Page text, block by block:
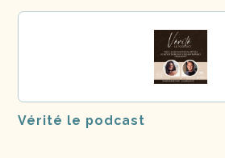
Vérité le podcast